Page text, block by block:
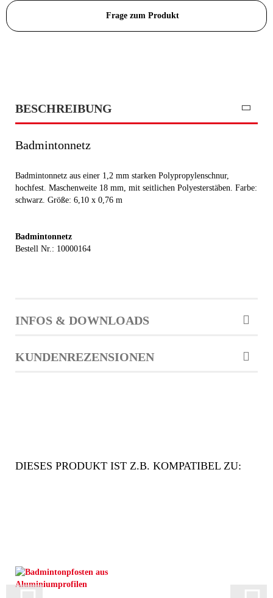
Frage zum Produkt
BESCHREIBUNG
Badmintonnetz
Badmintonnetz aus einer 1,2 mm starken Polypropylenschnur,
hochfest. Maschenweite 18 mm, mit seitlichen Polyesterstäben. Farbe:
schwarz. Größe: 6,10 x 0,76 m
Badmintonnetz
Bestell Nr.: 10000164
INFOS & DOWNLOADS
KUNDENREZENSIONEN
DIESES PRODUKT IST Z.B. KOMPATIBEL ZU: